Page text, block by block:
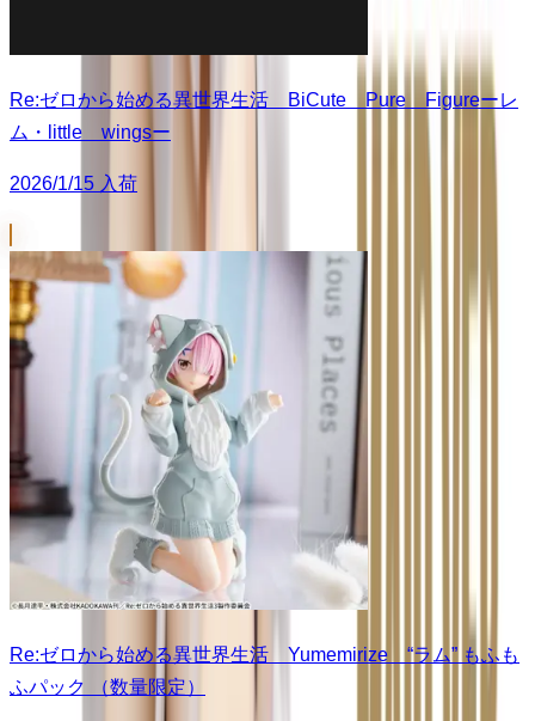
Re:ゼロから始める異世界生活 BiCute Pure Figureーレ
ム・little wingsー
2026/1/15 入荷
Re:ゼロから始める異世界生活 Yumemirize “ラム” もふも
ふパック （数量限定）